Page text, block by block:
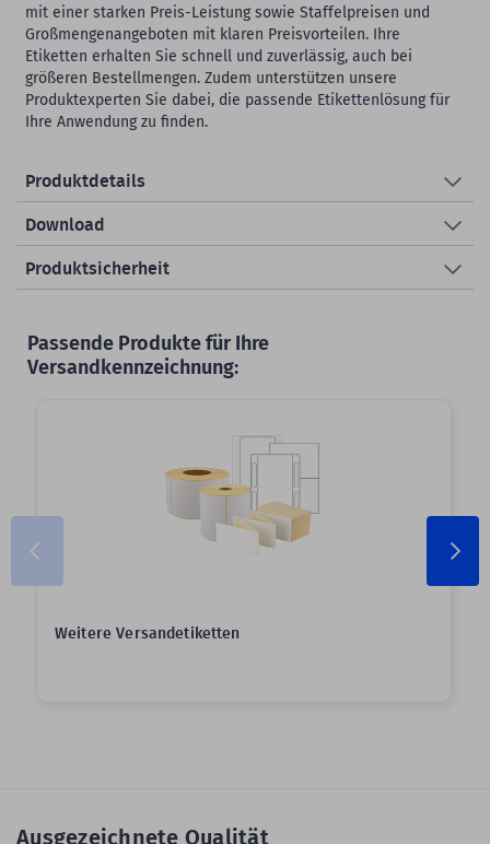
mit einer starken Preis-Leistung sowie Staffelpreisen und
Großmengenangeboten mit klaren Preisvorteilen. Ihre
Etiketten erhalten Sie schnell und zuverlässig, auch bei
größeren Bestellmengen. Zudem unterstützen unsere
Produktexperten Sie dabei, die passende Etikettenlösung für
Ihre Anwendung zu finden.
Produktdetails
Download
Produktsicherheit
Passende Produkte für Ihre
Versandkennzeichnung:
Weitere Versandetiketten
Ausgezeichnete Qualität